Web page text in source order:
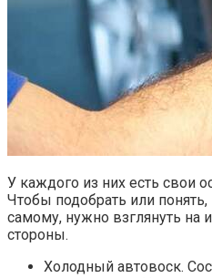
У каждого из них есть свои
Чтобы подобрать или
самому, нужно взглянуть на
стороны.
Холодный автовоск.